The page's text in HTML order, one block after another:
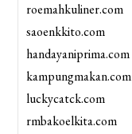
roemahkuliner.com
saoenkkito.com
handayaniprima.com
kampungmakan.com
luckycatck.com
rmbakoelkita.com